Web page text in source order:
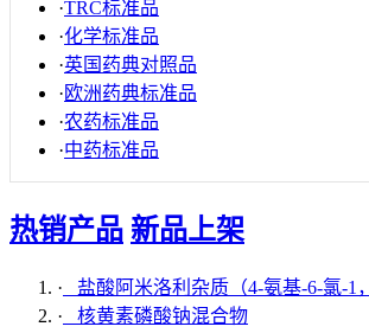
·TRC标准品
·化学标准品
·英国药典对照品
·欧洲药典标准品
·农药标准品
·中药标准品
热销产品 新品上架
· 盐酸阿米洛利杂质（4-氨基-6-氯-1
· 核黄素磷酸钠混合物